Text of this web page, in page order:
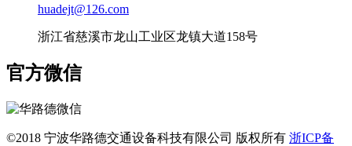
huadejt@126.com
浙江省慈溪市龙山工业区龙镇大道158号
官方微信
©2018 宁波华路德交通设备科技有限公司 版权所有 浙ICP备